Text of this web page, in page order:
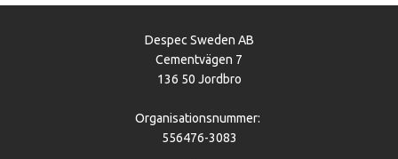
Despec Sweden AB
Cementvägen 7
136 50 Jordbro
Organisationsnummer:
556476-3083